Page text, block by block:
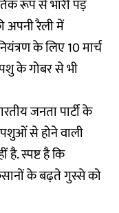
रूप से भारी पड़
अपनी रैली में
के लिए 10 मार्च
के गोबर से भी
जनता पार्टी के
पशुओं से होने वाली
स्पष्ट है कि
के बढ़ते गुस्से को